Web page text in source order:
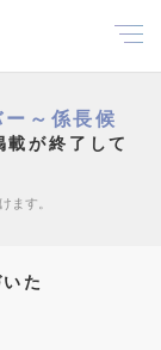
ー～係長候
が終了して
ます。
た